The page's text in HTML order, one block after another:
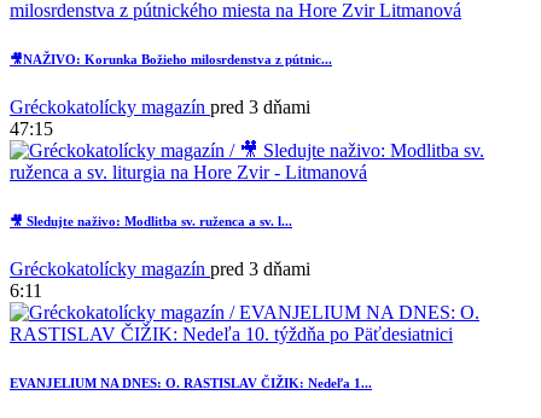
🎥NAŽIVO: Korunka Božieho milosrdenstva z pútnic...
Gréckokatolícky magazín pred 3 dňami
47:15
🎥 Sledujte naživo: Modlitba sv. ruženca a sv. l...
Gréckokatolícky magazín pred 3 dňami
6:11
EVANJELIUM NA DNES: O. RASTISLAV ČIŽIK: Nedeľa 1...